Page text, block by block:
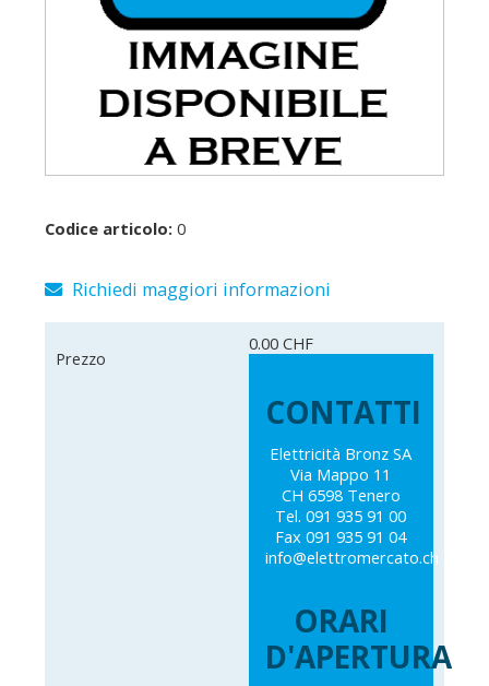
Codice articolo: 0
Richiedi maggiori informazioni
Prezzo
0.00 CHF
CONTATTI
Elettricità Bronz SA
Via Mappo 11
CH 6598 Tenero
Tel. 091 935 91 00
Fax 091 935 91 04
info@elettromercato.ch
ORARI
D'APERTURA